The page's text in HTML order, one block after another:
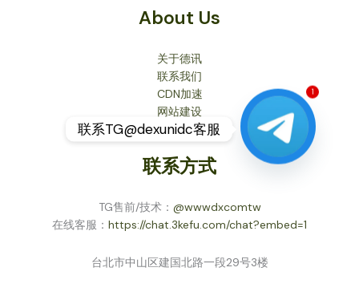
About Us
关于德讯
联系我们
CDN加速
网站建设
联系方式
TG售前/技术： @wwwdxcomtw
在线客服： https://chat.3kefu.com/chat?embed=1
台北市中山区建国北路一段29号3楼
1
联系TG@dexunidc客服